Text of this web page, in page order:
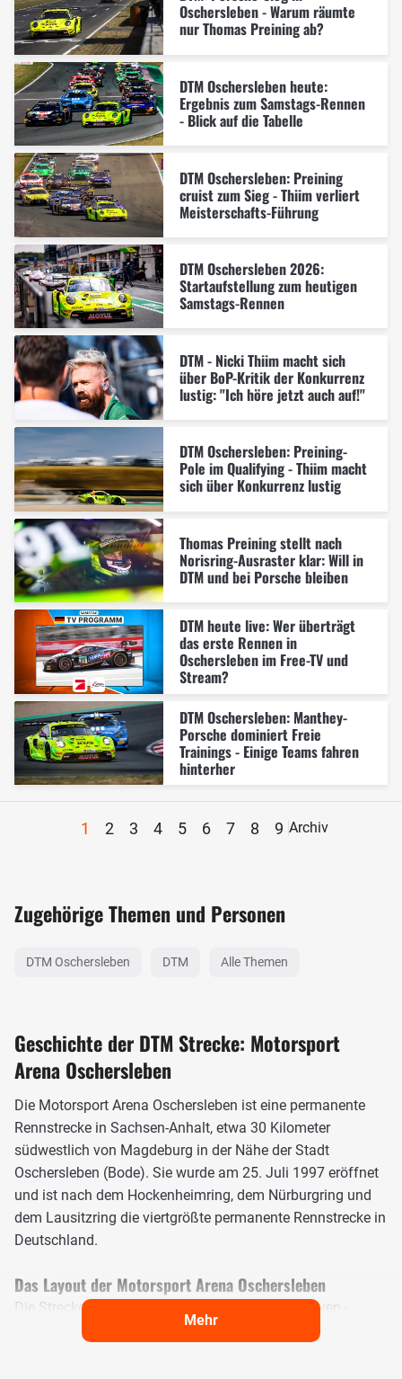
Oschersleben - Warum räumte
nur Thomas Preining ab?
DTM Oschersleben heute:
Ergebnis zum Samstags-Rennen
- Blick auf die Tabelle
DTM Oschersleben: Preining
cruist zum Sieg - Thiim verliert
Meisterschafts-Führung
DTM Oschersleben 2026:
Startaufstellung zum heutigen
Samstags-Rennen
DTM - Nicki Thiim macht sich
über BoP-Kritik der Konkurrenz
lustig: "Ich höre jetzt auch auf!"
DTM Oschersleben: Preining-
Pole im Qualifying - Thiim macht
sich über Konkurrenz lustig
Thomas Preining stellt nach
Norisring-Ausraster klar: Will in
DTM und bei Porsche bleiben
DTM heute live: Wer überträgt
das erste Rennen in
Oschersleben im Free-TV und
Stream?
DTM Oschersleben: Manthey-
Porsche dominiert Freie
Trainings - Einige Teams fahren
hinterher
1 2 3 4 5 6 7 8 9 Archiv
Zugehörige Themen und Personen
DTM Oschersleben DTM Alle Themen
Geschichte der DTM Strecke: Motorsport
Arena Oschersleben
Die Motorsport Arena Oschersleben ist eine permanente
Rennstrecke in Sachsen-Anhalt, etwa 30 Kilometer
südwestlich von Magdeburg in der Nähe der Stadt
Oschersleben (Bode). Sie wurde am 25. Juli 1997 eröffnet
und ist nach dem Hockenheimring, dem Nürburgring und
dem Lausitzring die viertgrößte permanente Rennstrecke in
Deutschland.
Das Layout der Motorsport Arena Oschersleben
Die Strecke misst 3,696 Kilometer, besitzt 14 Kurven -
gleichmäßig aufgeteilt in sieben Rechts- und sieben
Mehr